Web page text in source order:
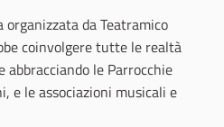
organizzata da Teatramico
coinvolgere tutte le realtà
le Parrocchie
e le associazioni musicali e